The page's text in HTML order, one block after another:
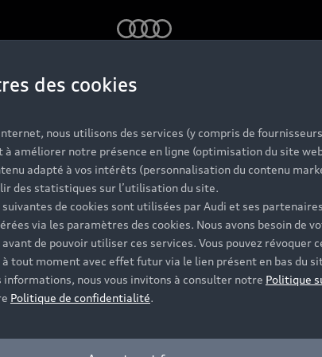
des cookies
nous utilisons des services (y compris de
à améliorer notre présence en ligne (optimisation du site
adapté à vos intérêts (personnalisation du contenu
des statistiques sur l’utilisation du site.
suivantes de cookies sont utilisées par Audi et ses
via les paramètres des cookies. Nous avons besoin de
de pouvoir utiliser ces services. Vous pouvez révoquer
tout moment avec effet futur via le lien présent en bas du
informations, nous vous invitons à consulter notre Politique
Politique de confidentialité.
du premier entretien offert⁽²⁾ à l'achat